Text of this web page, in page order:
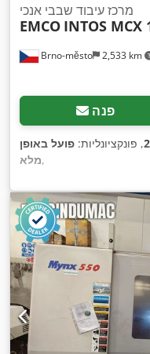
Brno-město 2,533 km
מרכז עיבוד שבבי אנכי
EMCO INTOS MCX
פנה
, פונקציונליות: פועל באופן
מלא,